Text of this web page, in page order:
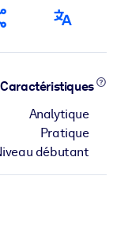
Caractéristiques
Analytique
Pratique
débutant